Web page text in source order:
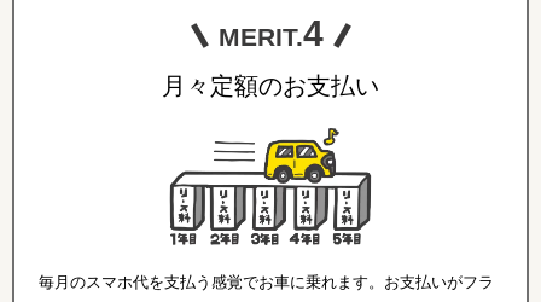
MERIT.4
月々定額のお支払い
毎月のスマホ代を支払う感覚でお車に乗れます。お支払いがフラ